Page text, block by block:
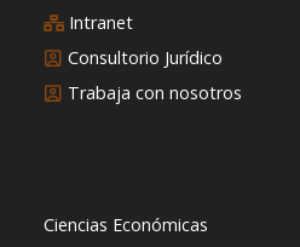
Intranet
Consultorio Jurídico
Trabaja con nosotros
Ciencias Económicas